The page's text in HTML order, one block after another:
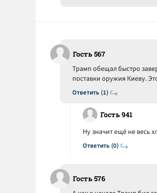
Гость 567
Ответить (1)
Трамп обещал быстро
поставки оружия Киеву.
Гость 941
Ответить (0)
Ну значит ещё не весь
Гость 576